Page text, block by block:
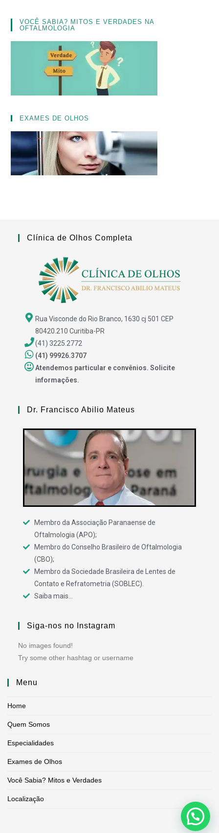
VOCÊ SABIA? MITOS E VERDADES NA
OFTALMOLOGIA
EXAMES DE OLHOS
Clínica de Olhos Completa
Rua Visconde do Rio Branco, 1630 cj 501 CEP
80420.210 Curitiba-PR
(41) 3225.2772
(41) 99926.3707
Atendemos particular e convênios. Solicite
informações.
Dr. Francisco Abilio Mateus
Membro da Associação Paranaense de
Oftalmologia (APO);
Membro do Conselho Brasileiro de Oftalmologia
(CBO);
Membro da Sociedade Brasileira de Lentes de
Contato e Refratometria (SOBLEC).
Saiba mais...
Siga-nos no Instagram
No images found!
Try some other hashtag or username
Menu
Home
Quem Somos
Especialidades
Exames de Olhos
Você Sabia? Mitos e Verdades
Localização